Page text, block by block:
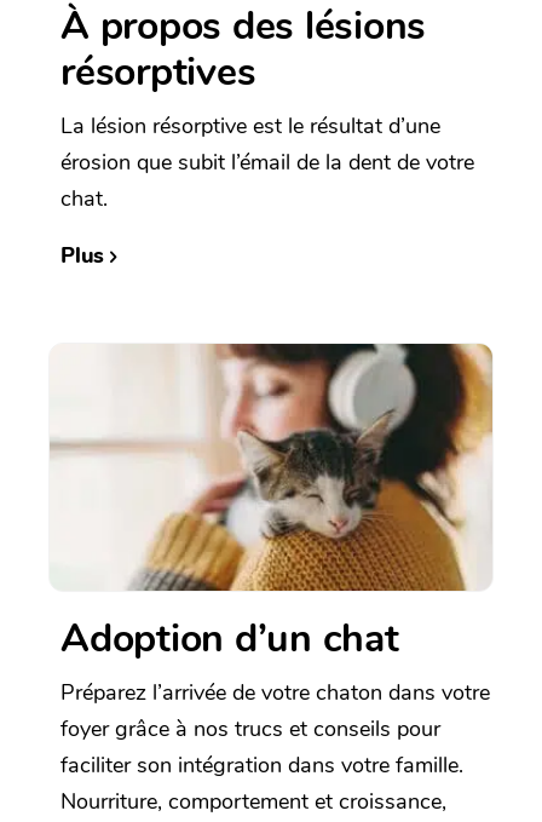
À propos des lésions
résorptives
La lésion résorptive est le résultat d’une
érosion que subit l’émail de la dent de votre
chat.
Plus
Adoption d’un chat
Préparez l’arrivée de votre chaton dans votre
foyer grâce à nos trucs et conseils pour
faciliter son intégration dans votre famille.
Nourriture, comportement et croissance,